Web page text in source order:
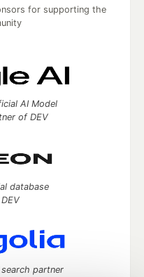
for supporting the
AI Model
of DEV
database
partner